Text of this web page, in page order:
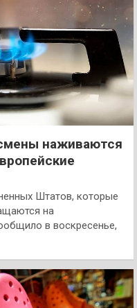
наживаются
Штатов, которые
на
в воскресенье,